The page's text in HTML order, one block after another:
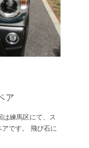
ア
は練馬区にて、ス
です。 飛び石に